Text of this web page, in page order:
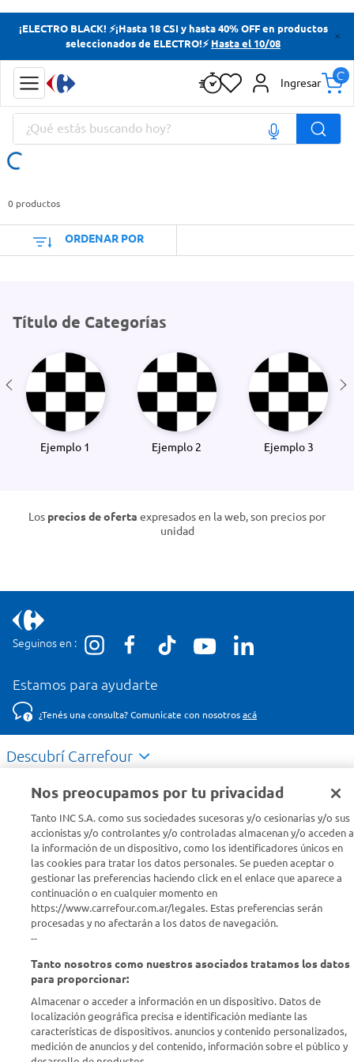
¡ELECTRO BLACK! ⚡¡Hasta 18 CSI y hasta 40% OFF en productos
seleccionados de ELECTRO!⚡ Hasta el 10/08
Ingresar
¿Qué estás buscando hoy?
0 productos
ORDENAR POR
Título de Categorías
Ejemplo 1 Ejemplo 2 Ejemplo 3
Los precios de oferta expresados en la web, son precios por
unidad
Seguinos en :
Estamos para ayudarte
¿Tenés una consulta? Comunicate con nosotros acá
Descubrí Carrefour
Conocenos
Info útil
Comprá Online
Enterate de nuestras ofertas
que nadie.
Provincia
ENVIAR
Nos preocupamos por tu privacidad
Tanto INC S.A. como sus sociedades sucesoras y/o cesionarias y/o sus
accionistas y/o controlantes y/o controladas almacenan y/o acceden a
la información de un dispositivo, como los identificadores únicos en
las cookies para tratar los datos personales. Se pueden aceptar o
gestionar las preferencias haciendo click en el enlace que aparece a
continuación o en cualquier momento en
https://www.carrefour.com.ar/legales. Estas preferencias serán
procesadas y no afectarán a los datos de navegación.
--
Tanto nosotros como nuestros asociados tratamos los datos
para proporcionar:
Almacenar o acceder a información en un dispositivo. Datos de
localización geográfica precisa e identificación mediante las
características de dispositivos. anuncios y contenido personalizados,
medición de anuncios y del contenido, información sobre el público y
Términos más buscados
Yerba
Cerveza
Doves
Términos más buscados
Cerveza
Doves
Papas Fritas